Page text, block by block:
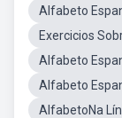
Alfabeto
Exercicios
Alfabeto
Alfabeto
AlfabetoNa